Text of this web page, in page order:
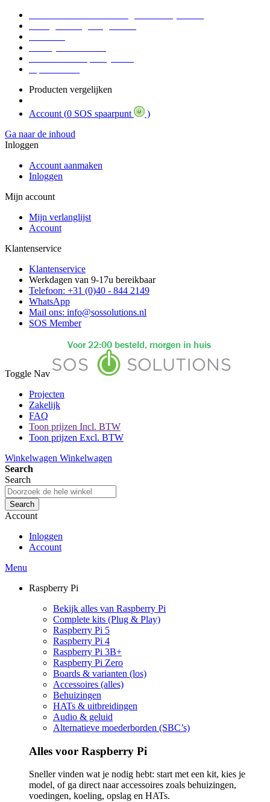
Producten vergelijken
Account (0 SOS spaarpunt
)
Ga naar de inhoud
Inloggen
Account aanmaken
Inloggen
Mijn account
Mijn verlanglijst
Account
Klantenservice
Klantenservice
Werkdagen van 9-17u bereikbaar
Telefoon: +31 (0)40 - 844 2149
WhatsApp
Mail ons: info@sossolutions.nl
SOS Member
Toggle Nav
Projecten
Zakelijk
FAQ
Toon prijzen Incl. BTW
Toon prijzen Excl. BTW
Winkelwagen Winkelwagen
Search
Search
Search
Account
Inloggen
Account
Menu
Raspberry Pi
Bekijk alles van Raspberry Pi
Complete kits (Plug & Play)
Raspberry Pi 5
Raspberry Pi 4
Raspberry Pi 3B+
Raspberry Pi Zero
Boards & varianten (los)
Accessoires (alles)
Behuizingen
HATs & uitbreidingen
Audio & geluid
Alternatieve moederborden (SBC’s)
Alles voor Raspberry Pi
Sneller vinden wat je nodig hebt: start met een kit, kies je
model, of ga direct naar accessoires zoals behuizingen,
voedingen, koeling, opslag en HATs.